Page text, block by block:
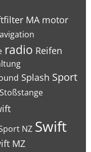
MA motor
radio Reifen
Splash Sport
Stoßstange
NZ Swift
MZ